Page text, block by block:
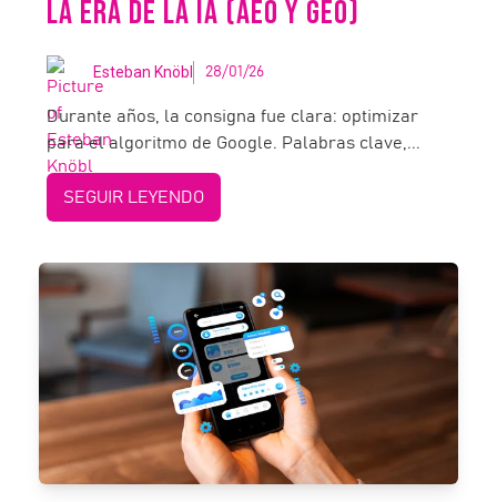
LA ERA DE LA IA (AEO Y GEO)
Esteban Knöbl 28/01/26
Durante años, la consigna fue clara: optimizar
para el algoritmo de Google. Palabras clave,...
SEGUIR LEYENDO